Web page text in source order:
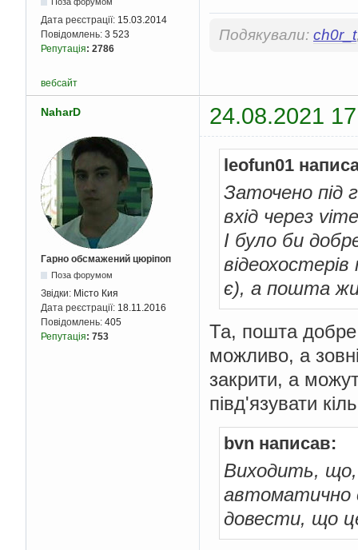
Дата реєстрації: 15.03.2014
Повідомлень: 3 523
Репутація: 2786
Подякували: ch0r_t
вебсайт
NaharD 24.08.2021
Гарно обсмажений цюріпоп
Поза форумом
Звідки: Місто Кия
Дата реєстрації: 18.11.2016
Повідомлень: 405
Репутація: 753
leofun01
Заточено під
вхід через
І було би
є), а пошта
Та, пошта
можливо, а
закрити, а
півд'язувати
bvn написав:
Виходить,
автоматично
довести, що